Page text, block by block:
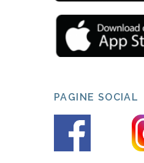
PAGINE SOCIAL